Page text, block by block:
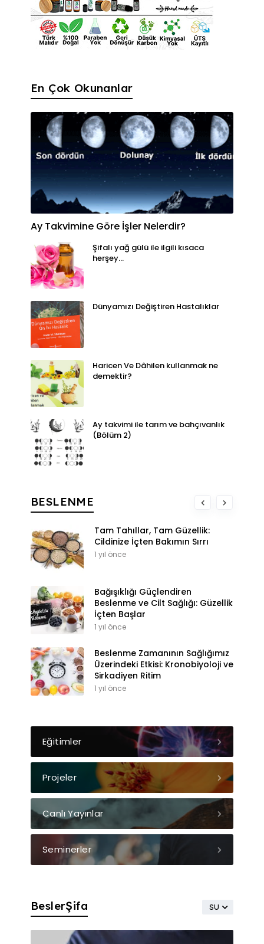
En Çok Okunanlar
Ay Takvimine Göre İşler Nelerdir?
Şifalı yağ gülü ile ilgili kısaca
herşey...
Dünyamızı Değiştiren Hastalıklar
Haricen Ve Dâhilen kullanmak ne
demektir?
Ay takvimi ile tarım ve bahçıvanlık
(Bölüm 2)
BESLENME
Tam Tahıllar, Tam Güzellik:
Cildinize İçten Bakımın Sırrı
1 yıl önce
Bağışıklığı Güçlendiren
Beslenme ve Cilt Sağlığı: Güzellik
İçten Başlar
1 yıl önce
Beslenme Zamanının Sağlığımız
Üzerindeki Etkisi: Kronobiyoloji ve
Sirkadiyen Ritim
1 yıl önce
Eğitimler
Projeler
Canlı Yayınlar
Seminerler
SU
BeslerŞifa